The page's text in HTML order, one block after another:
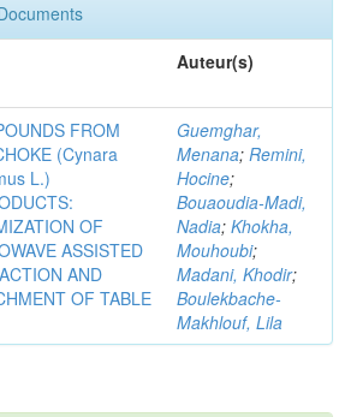
Auteur(s)
FROM
(Cynara
L.)
OF
ASSISTED
AND
OF TABLE
Guemghar,
Menana; Remini,
Hocine;
Bouaoudia-Madi,
Nadia; Khokha,
Mouhoubi;
Madani, Khodir;
Boulekbache-
Makhlouf, Lila